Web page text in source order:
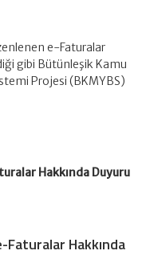
e-Faturalar
gibi Bütünleşik Kamu
Projesi (BKMYBS)
Hakkında Duyuru
Faturalar Hakkında